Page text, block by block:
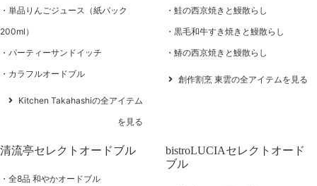
単品りんごジュース（紙パック
200ml）
パーティーサンドイッチ
カラフルオードブル
Kitchen Takahashiの全アイテム
を見る
鮭の西京焼きと鰻散らし
黒毛和牛すき焼きと鰻散らし
鰆の西京焼きと鰻散らし
創作割烹 東雲の全アイテムを見る
清流亭セレクトオードブル
全8品 和やかオードブル
bistroLUCIAセレクトオード
ブル